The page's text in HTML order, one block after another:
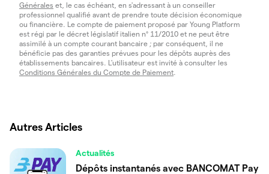
Générales et, le cas échéant, en s'adressant à un conseiller
professionnel qualifié avant de prendre toute décision économique
ou financière. Le compte de paiement proposé par Young Platform
est régi par le décret législatif italien n° 11/2010 et ne peut être
assimilé à un compte courant bancaire ; par conséquent, il ne
bénéficie pas des garanties prévues pour les dépôts auprès des
établissements bancaires. L'utilisateur est invité à consulter les
Conditions Générales du Compte de Paiement.
Autres Articles
Actualités
Dépôts instantanés avec BANCOMAT Pay